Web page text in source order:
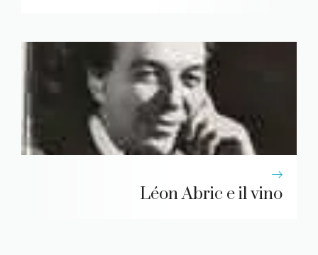
Léon Abric e il vino